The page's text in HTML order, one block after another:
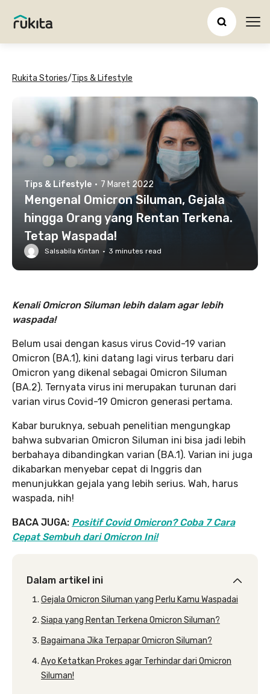
Rukita Stories/Tips & Lifestyle
Tips & Lifestyle · 7 Maret 2022
Mengenal Omicron Siluman, Gejala
hingga Orang yang Rentan Terkena.
Tetap Waspada!
Salsabila Kintan · 3 minutes read
Kenali Omicron Siluman lebih dalam agar lebih
waspada!
Belum usai dengan kasus virus Covid-19 varian
Omicron (BA.1), kini datang lagi virus terbaru dari
Omicron yang dikenal sebagai Omicron Siluman
(BA.2). Ternyata virus ini merupakan turunan dari
varian virus Covid-19 Omicron generasi pertama.
Kabar buruknya, sebuah penelitian mengungkap
bahwa subvarian Omicron Siluman ini bisa jadi lebih
berbahaya dibandingkan varian (BA.1). Varian ini juga
dikabarkan menyebar cepat di Inggris dan
menunjukkan gejala yang lebih serius. Wah, harus
waspada, nih!
BACA JUGA: Positif Covid Omicron? Coba 7 Cara
Cepat Sembuh dari Omicron Ini!
Dalam artikel ini
Gejala Omicron Siluman yang Perlu Kamu Waspadai
Siapa yang Rentan Terkena Omicron Siluman?
Bagaimana Jika Terpapar Omicron Siluman?
Ayo Ketatkan Prokes agar Terhindar dari Omicron
Siluman!